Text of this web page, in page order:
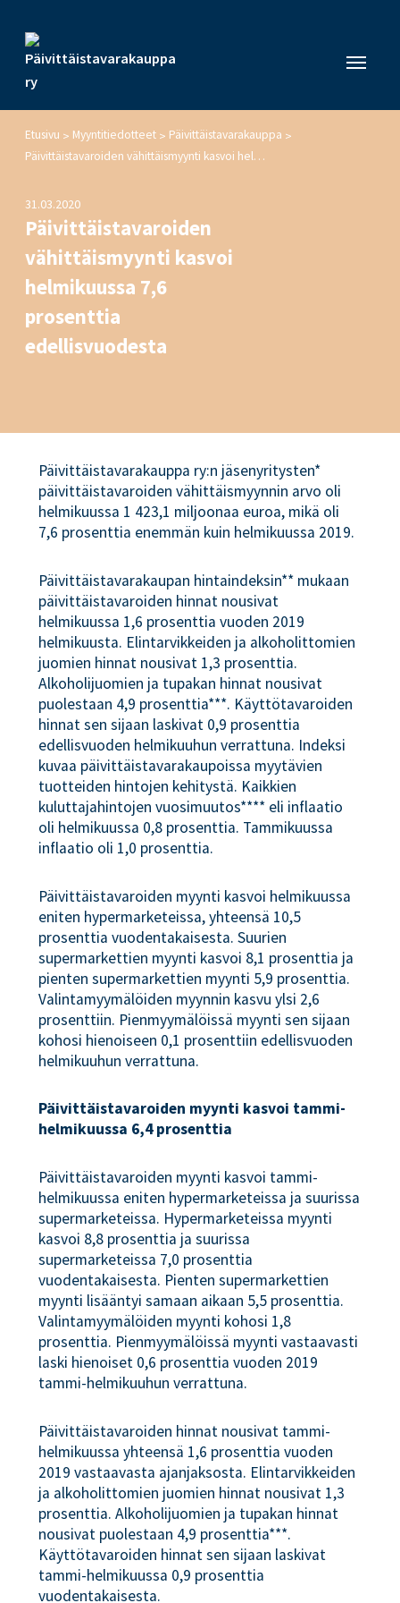
Etusivu > Myyntitiedotteet > Päivittäistavarakauppa >
Päivittäistavaroiden vähittäismyynti kasvoi helmikuussa 7,6 prosenttia edellisvuodesta
31.03.2020
Päivittäistavaroiden
vähittäismyynti kasvoi
helmikuussa 7,6
prosenttia
edellisvuodesta
Päivittäistavarakauppa ry:n jäsenyritysten*
päivittäistavaroiden vähittäismyynnin arvo oli
helmikuussa 1 423,1 miljoonaa euroa, mikä oli
7,6 prosenttia enemmän kuin helmikuussa 2019.
Päivittäistavarakaupan hintaindeksin** mukaan
päivittäistavaroiden hinnat nousivat
helmikuussa 1,6 prosenttia vuoden 2019
helmikuusta. Elintarvikkeiden ja alkoholittomien
juomien hinnat nousivat 1,3 prosenttia.
Alkoholijuomien ja tupakan hinnat nousivat
puolestaan 4,9 prosenttia***. Käyttötavaroiden
hinnat sen sijaan laskivat 0,9 prosenttia
edellisvuoden helmikuuhun verrattuna. Indeksi
kuvaa päivittäistavarakaupoissa myytävien
tuotteiden hintojen kehitystä. Kaikkien
kuluttajahintojen vuosimuutos**** eli inflaatio
oli helmikuussa 0,8 prosenttia. Tammikuussa
inflaatio oli 1,0 prosenttia.
Päivittäistavaroiden myynti kasvoi helmikuussa
eniten hypermarketeissa, yhteensä 10,5
prosenttia vuodentakaisesta. Suurien
supermarkettien myynti kasvoi 8,1 prosenttia ja
pienten supermarkettien myynti 5,9 prosenttia.
Valintamyymälöiden myynnin kasvu ylsi 2,6
prosenttiin. Pienmyymälöissä myynti sen sijaan
kohosi hienoiseen 0,1 prosenttiin edellisvuoden
helmikuuhun verrattuna.
Päivittäistavaroiden myynti kasvoi tammi-
helmikuussa 6,4 prosenttia
Päivittäistavaroiden myynti kasvoi tammi-
helmikuussa eniten hypermarketeissa ja suurissa
supermarketeissa. Hypermarketeissa myynti
kasvoi 8,8 prosenttia ja suurissa
supermarketeissa 7,0 prosenttia
vuodentakaisesta. Pienten supermarkettien
myynti lisääntyi samaan aikaan 5,5 prosenttia.
Valintamyymälöiden myynti kohosi 1,8
prosenttia. Pienmyymälöissä myynti vastaavasti
laski hienoiset 0,6 prosenttia vuoden 2019
tammi-helmikuuhun verrattuna.
Päivittäistavaroiden hinnat nousivat tammi-
helmikuussa yhteensä 1,6 prosenttia vuoden
2019 vastaavasta ajanjaksosta. Elintarvikkeiden
ja alkoholittomien juomien hinnat nousivat 1,3
prosenttia. Alkoholijuomien ja tupakan hinnat
nousivat puolestaan 4,9 prosenttia***.
Käyttötavaroiden hinnat sen sijaan laskivat
tammi-helmikuussa 0,9 prosenttia
vuodentakaisesta.